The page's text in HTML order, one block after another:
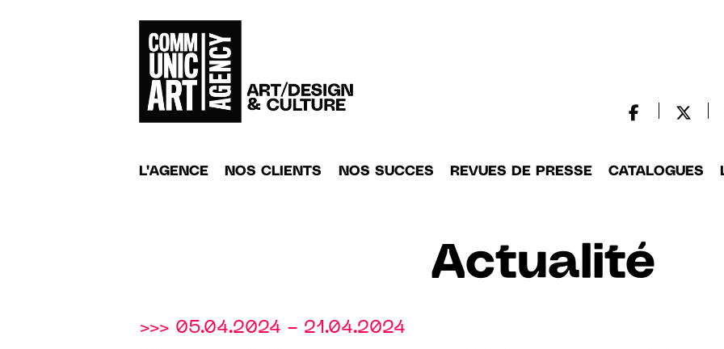
L'AGENCE NOS CLIENTS NOS SUCCES REVUES DE PRESSE CATALOGUES
Actualité
>>> 05.04.2024 - 21.04.2024